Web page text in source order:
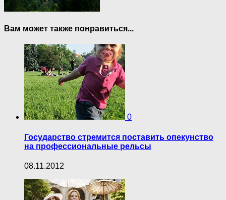
Вам может также понравиться...
0
Государство стремится поставить опекунство
на профессиональные рельсы
08.11.2012